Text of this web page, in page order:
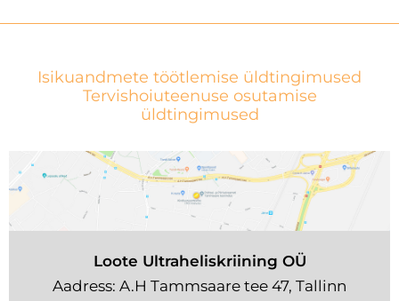
Isikuandmete töötlemise üldtingimused
Tervishoiuteenuse osutamise
üldtingimused
Loote Ultraheliskriining OÜ
Aadress: A.H Tammsaare tee 47, Tallinn